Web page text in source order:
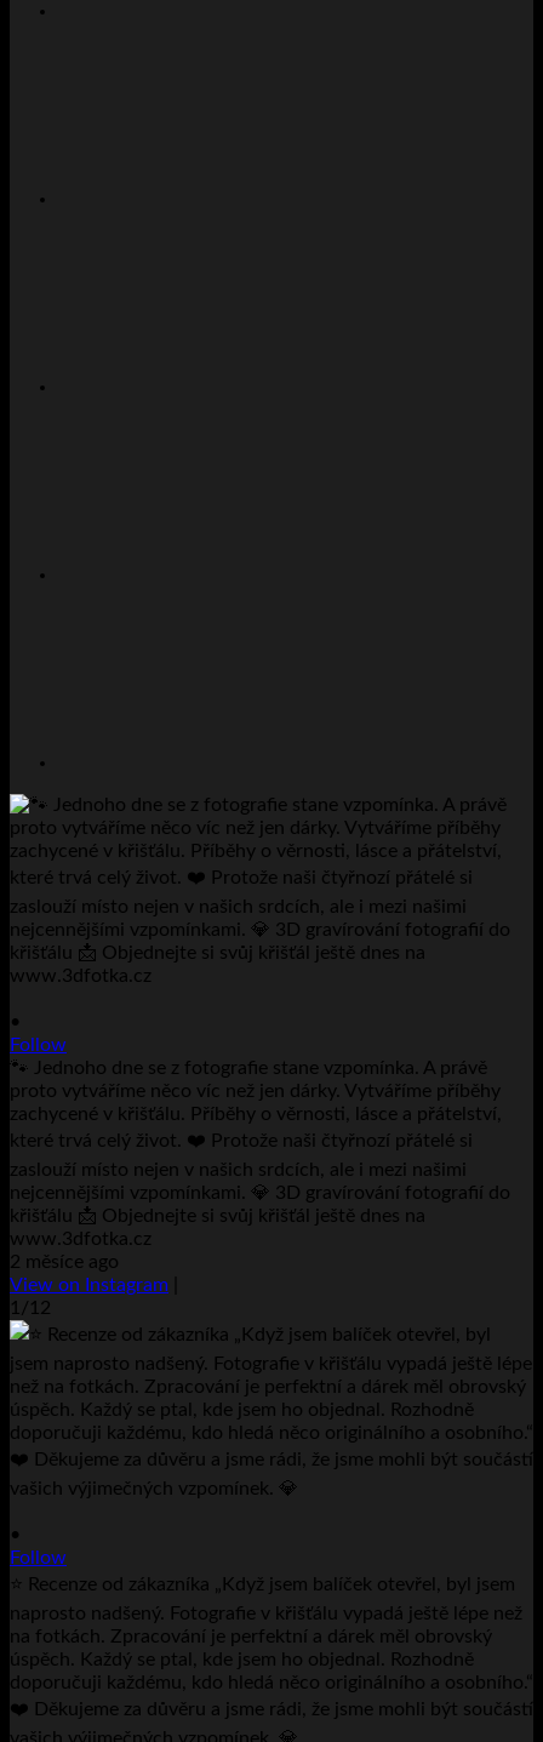
•
Follow
🐾 Jednoho dne se z fotografie stane vzpomínka. A právě
proto vytváříme něco víc než jen dárky. Vytváříme příběhy
zachycené v křišťálu. Příběhy o věrnosti, lásce a přátelství,
které trvá celý život. ❤️ Protože naši čtyřnozí přátelé si
zaslouží místo nejen v našich srdcích, ale i mezi našimi
nejcennějšími vzpomínkami. 💎 3D gravírování fotografií do
křišťálu 📩 Objednejte si svůj křišťál ještě dnes na
www.3dfotka.cz
2 měsíce ago
View on Instagram
1/12
•
Follow
⭐ Recenze od zákazníka „Když jsem balíček otevřel, byl jsem
naprosto nadšený. Fotografie v křišťálu vypadá ještě lépe než
na fotkách. Zpracování je perfektní a dárek měl obrovský
úspěch. Každý se ptal, kde jsem ho objednal. Rozhodně
doporučuji každému, kdo hledá něco originálního a osobního.“
❤️ Děkujeme za důvěru a jsme rádi, že jsme mohli být součástí
vašich výjimečných vzpomínek. 💎